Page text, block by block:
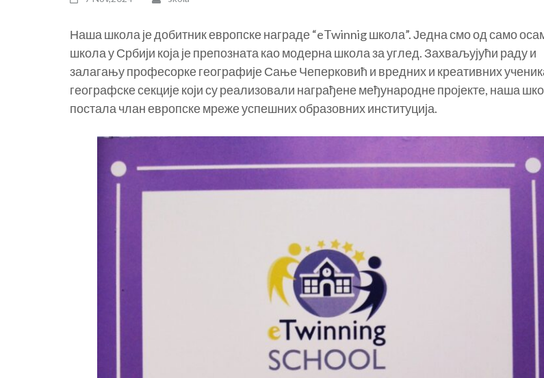
Наша школа је добитник европске награде “eTwinnig школа”. Једна смо од само
школа у Србији која је препозната као модерна школа за углед. Захваљујући раду и
залагању професорке географије Сање Чеперковић и вредних и креативних
географске секције који су реализовали награђене међународне пројекте, наша
постала члан европске мреже успешних образовних институција.